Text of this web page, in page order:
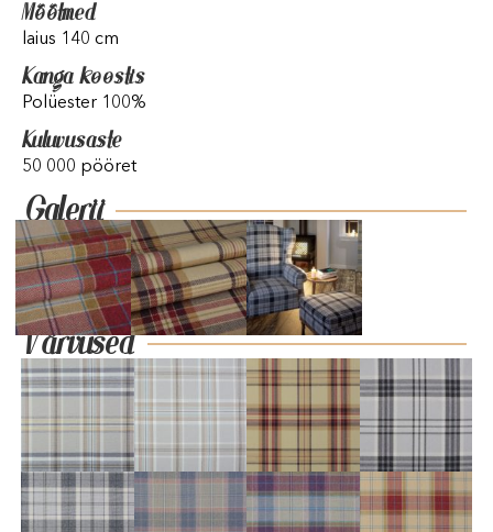
Mõõtmed
laius 140 cm
Kanga koostis
Polüester 100%
Kuluvusaste
50 000 pööret
Galerii
Värvused